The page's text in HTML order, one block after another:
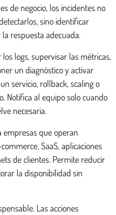
de negocio, los incidentes no
sino identificar
respuesta adecuada.
logs, supervisar las métricas,
un diagnóstico y activar
servicio, rollback, scaling o
Notifica al equipo solo cuando
necesaria.
empresas que operan
SaaS, aplicaciones
de clientes. Permite reducir
la disponibilidad sin
Las acciones